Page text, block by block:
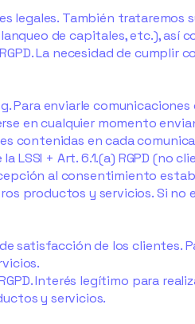
legales. También
de capitales, etc.), así
La necesidad de
Para enviarle
en cualquier momento
contenidas en cada
la LSSI + Art. 6.1.(a) RGPD (no
al consentimiento
productos y servicios. Si no
satisfacción de los
Interés legítimo para
y servicios.